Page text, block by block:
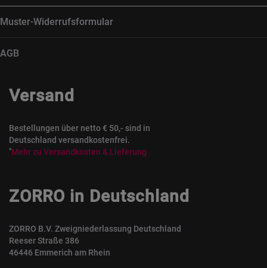
Muster-Widerrufsformular
AGB
Versand
Bestellungen über netto € 50,- sind in
Deutschland versandkostenfrei.
*Mehr zu Versandkosten & Lieferung
ZORRO in Deutschland
ZORRO B.V. Zweigniederlassung Deutschland
Reeser Straße 386
46446 Emmerich am Rhein